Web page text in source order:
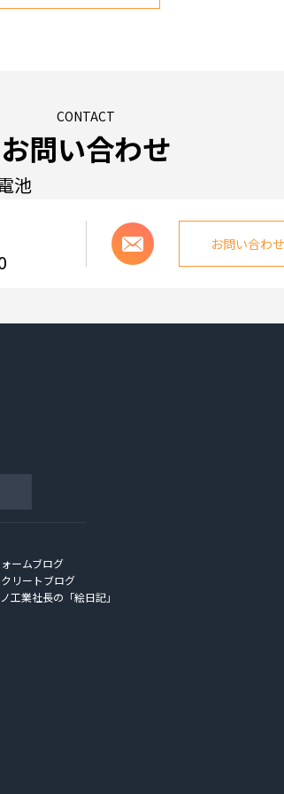
CONTACT
お問い合わせ
池
お問い合わ
ォームブログ
リートブログ
工業社長の「絵日記」